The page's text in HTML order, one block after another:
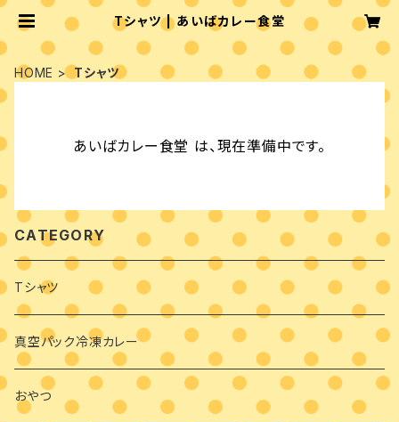
Tシャツ | あいばカレー食堂
HOME Tシャツ
あいばカレー食堂 は、現在準備中です。
CATEGORY
Tシャツ
真空パック冷凍カレー
おやつ